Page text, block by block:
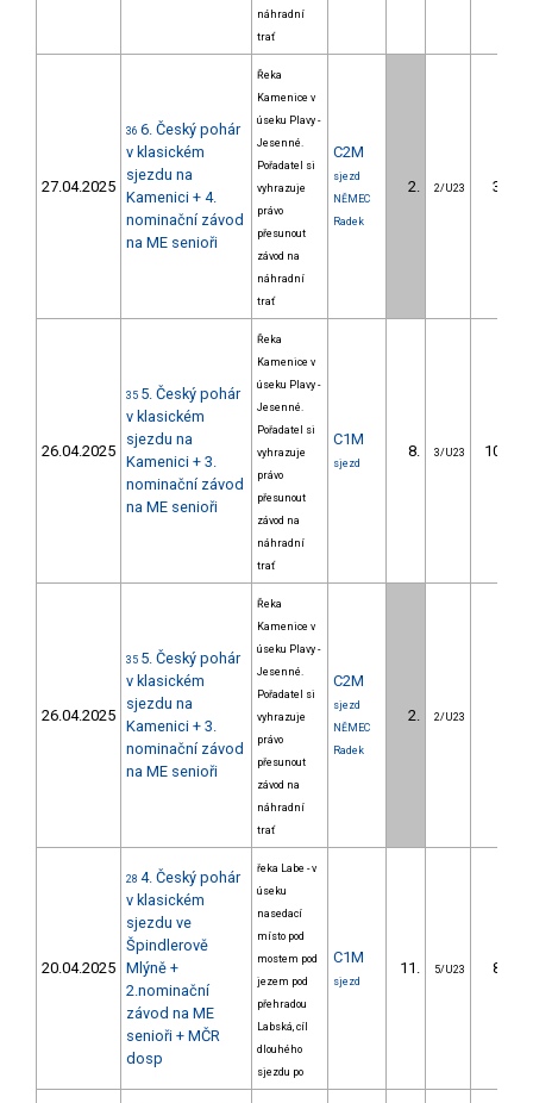
náhradní
trať
27.04.2025
36 6. Český pohár
v klasickém
sjezdu na
Kamenici + 4.
nominační závod
na ME senioři
Řeka
Kamenice v
úseku Plavy -
Jesenné.
Pořadatel si
vyhrazuje
právo
přesunout
závod na
náhradní
trať
C2M
sjezd
NĚMEC
Radek
2. 2/U23 36.33
26.04.2025
35 5. Český pohár
v klasickém
sjezdu na
Kamenici + 3.
nominační závod
na ME senioři
Řeka
Kamenice v
úseku Plavy -
Jesenné.
Pořadatel si
vyhrazuje
právo
přesunout
závod na
náhradní
trať
C1M
sjezd
8. 3/U23 107.74
26.04.2025
35 5. Český pohár
v klasickém
sjezdu na
Kamenici + 3.
nominační závod
na ME senioři
Řeka
Kamenice v
úseku Plavy -
Jesenné.
Pořadatel si
vyhrazuje
právo
přesunout
závod na
náhradní
trať
C2M
sjezd
NĚMEC
Radek
2. 2/U23
20.04.2025
28 4. Český pohár
v klasickém
sjezdu ve
Špindlerově
Mlýně +
2.nominační
závod na ME
senioři + MČR
dosp
řeka Labe - v
úseku
nasedací
místo pod
mostem pod
jezem pod
přehradou
Labská, cíl
dlouhého
sjezdu po
C1M
sjezd
11. 5/U23 81.90